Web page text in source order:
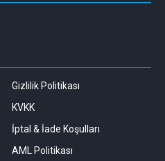
Gizlilik Politikası
KVKK
İptal & İade Koşulları
AML Politikası